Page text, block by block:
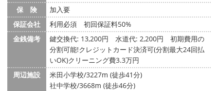
保 険
加入要
保証会社
利用必須 初回保証料50%
金銭備考
鍵交換代: 13,200円 水道代: 2,200円
初期費用の
分割可能!クレジットカード決済可(分割最大24回払
いOK)クリーニング費3.3万円
周辺施設
米田小学校/3227m (徒歩41分)
社中学校/3668m (徒歩46分)